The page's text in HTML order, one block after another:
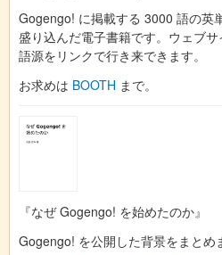
Gogengo! に掲載する 3000 語の英
盛り込んだ電子書籍です。ウェブ
語源をリンクで行き来できます。
お求めは BOOTH まで。
『なぜ Gogengo! を始めたのか』
Gogengo! を公開した背景をまとめ